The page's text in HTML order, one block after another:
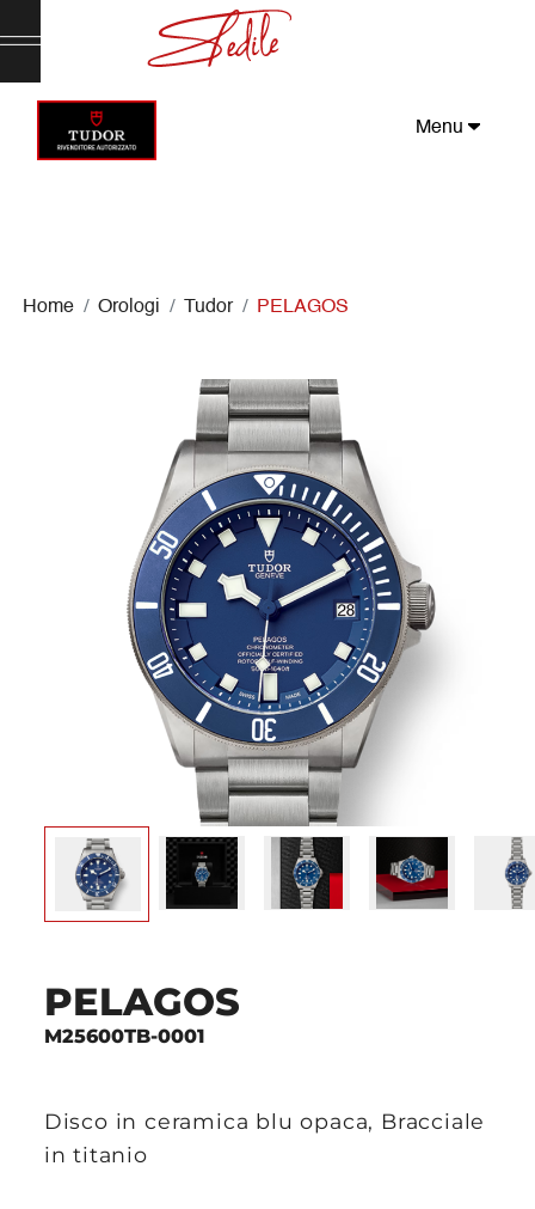
Menu
Home Orologi Tudor PELAGOS
PELAGOS
M25600TB-0001
Disco in ceramica blu opaca, Bracciale
in titanio